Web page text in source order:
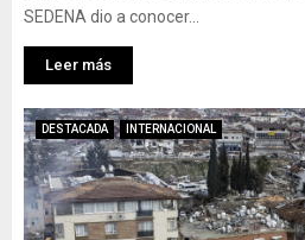
SEDENA dio a conocer...
Leer más
DESTACADA INTERNACIONAL